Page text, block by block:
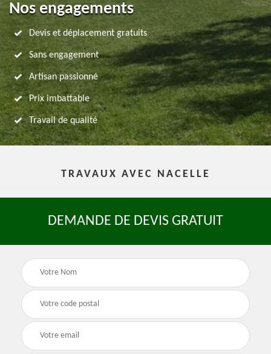
Nos engagements
Devis et déplacement gratuits
Sans engagement
Artisan passionné
Prix imbattable
Travail de qualité
TRAVAUX AVEC NACELLE
DEMANDE DE DEVIS GRATUIT